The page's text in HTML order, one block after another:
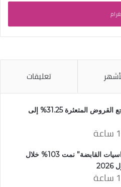
تعليقات
برقان: تراجع القروض المتعثرة 31.25% إلى
إيرادات “راسيات القابضة” نمت 103% خلال